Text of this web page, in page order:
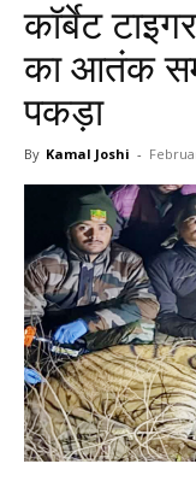
कॉर्बेट
का आतंक
पकड़ा
By Kamal Joshi -